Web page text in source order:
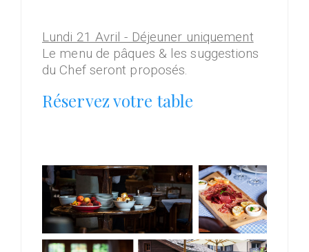
Lundi 21 Avril - Déjeuner uniquement
Le menu de pâques & les suggestions
du Chef seront proposés.
Réservez votre table